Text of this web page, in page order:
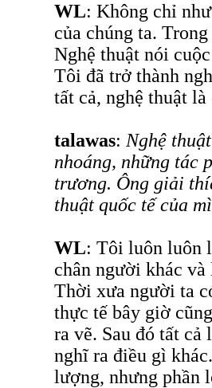
WL: Không chỉ
của chúng ta.
Nghệ thuật nói
Tôi đã trở thành
tất cả, nghệ thuật
talawas: Nghệ
nhoáng, những tác
trương. Ông giải
thuật quốc tế của
WL: Tôi luôn luôn
chân người khác
Thời xưa người ta
thực tế bây giờ
ra vẽ. Sau đó tất
nghĩ ra điều gì
lượng, nhưng phần